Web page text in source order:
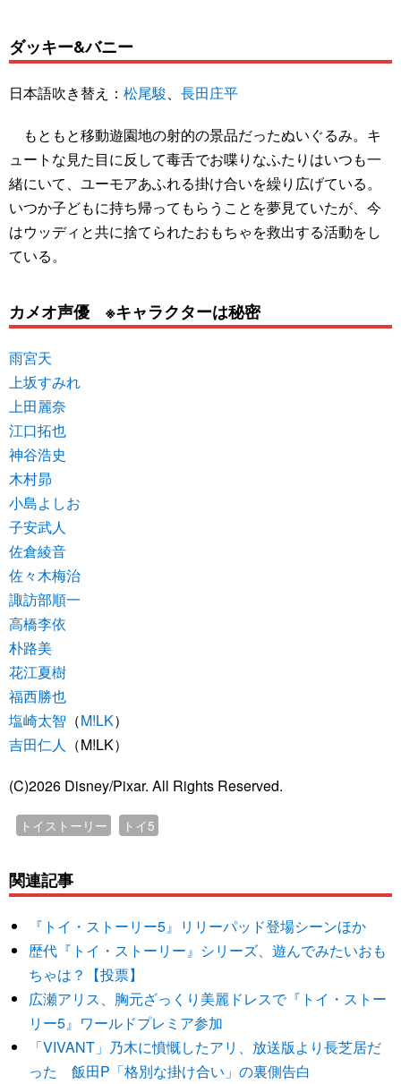
ダッキー&バニー
日本語吹き替え： 松尾駿、 長田庄平
もともと移動遊園地の射的の景品だったぬいぐるみ。キ
ュートな見た目に反して毒舌でお喋りなふたりはいつも一
緒にいて、ユーモアあふれる掛け合いを繰り広げている。
いつか子どもに持ち帰ってもらうことを夢見ていたが、今
はウッディと共に捨てられたおもちゃを救出する活動をし
ている。
カメオ声優 ※キャラクターは秘密
雨宮天
上坂すみれ
上田麗奈
江口拓也
神谷浩史
木村昴
小島よしお
子安武人
佐倉綾音
佐々木梅治
諏訪部順一
高橋李依
朴路美
花江夏樹
福西勝也
塩崎太智 （M!LK）
吉田仁人 （M!LK）
(C)2026 Disney/Pixar. All Rights Reserved.
トイストーリー トイ5
関連記事
『トイ・ストーリー5』リリーパッド登場シーンほか
歴代『トイ・ストーリー』シリーズ、遊んでみたいおも
ちゃは？【投票】
広瀬アリス、胸元ざっくり美麗ドレスで『トイ・ストー
リー5』ワールドプレミア参加
「VIVANT」乃木に憤慨したアリ、放送版より長芝居だ
った 飯田P「格別な掛け合い」の裏側告白